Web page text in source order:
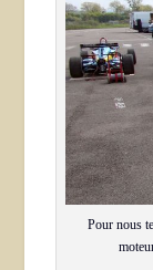
Pour nous